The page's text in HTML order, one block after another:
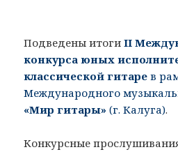
Подведены итогиII
конкурса юных
классической гитаре в
Международного
«Мир гитары» (г. Калуга).
Конкурсные